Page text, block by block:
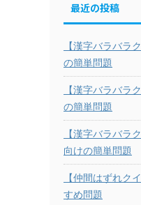
最近の投稿
【漢字バラバラ
の簡単問題
【漢字バラバラ
の簡単問題
【漢字バラバラ
向けの簡単問題
【仲間はずれク
すめ問題